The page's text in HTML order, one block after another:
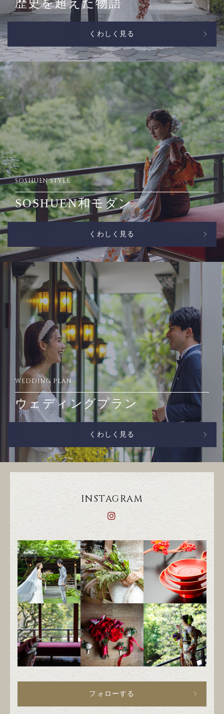
歴史を超えた物語
くわしく見る
SOSHUEN STYLE
SOSHUEN和モダン
くわしく見る
WEDDING PLAN
ウェディングプラン
くわしく見る
INSTAGRAM
フォローする